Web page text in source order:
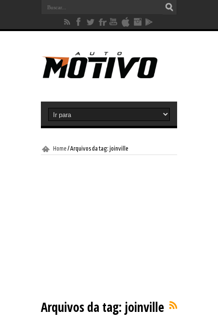
Home /Arquivos da tag: joinville
Arquivos da tag: joinville